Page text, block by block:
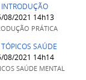
2021 14h13
PRÁTICA
SAÚDE
2021 14h14
SAÚDE MENTAL